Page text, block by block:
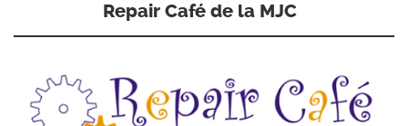
Repair Café de la MJC